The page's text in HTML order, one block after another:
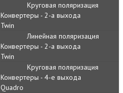
Круговая поляризация
Конвертеры - 2-а выхода
Twin
Линейная поляризация
Конвертеры - 2-а выхода
Twin
Круговая поляризация
Конвертеры - 4-е выхода
Quadro